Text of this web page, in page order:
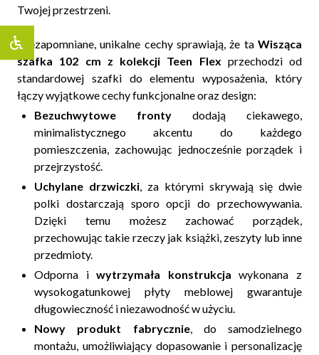
Twojej przestrzeni.
Niezapomniane, unikalne cechy sprawiają, że ta Wisząca
szafka 102 cm z kolekcji Teen Flex przechodzi od
standardowej szafki do elementu wyposażenia, który
łączy wyjątkowe cechy funkcjonalne oraz design:
Bezuchwytowe fronty dodają ciekawego,
minimalistycznego akcentu do każdego
pomieszczenia, zachowując jednocześnie porządek i
przejrzystość.
Uchylane drzwiczki, za którymi skrywają się dwie
polki dostarczają sporo opcji do przechowywania.
Dzięki temu możesz zachować porządek,
przechowując takie rzeczy jak książki, zeszyty lub inne
przedmioty.
Odporna iwytrzymała konstrukcja wykonana z
wysokogatunkowej płyty meblowej gwarantuje
długowieczność i niezawodność w użyciu.
Nowy produkt fabrycznie, do samodzielnego
montażu, umożliwiający dopasowanie i personalizację